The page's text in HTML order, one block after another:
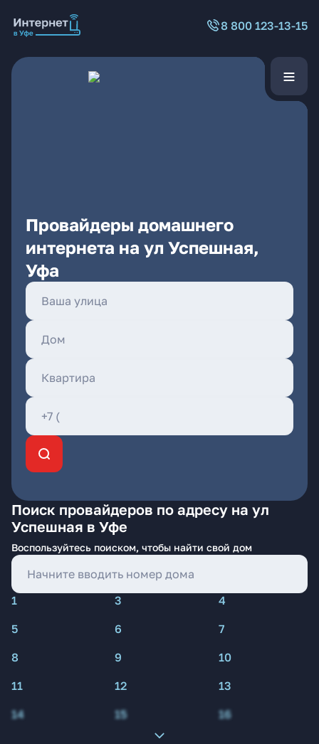
8 800 123-13-15
Провайдеры домашнего
интернета на ул Успешная,
Уфа
Поиск провайдеров по адресу на ул
Успешная в Уфе
Воспользуйтесь поиском, чтобы найти свой дом
1 3
4
5
6
7
8
9
10
11
12
13
14
15 16